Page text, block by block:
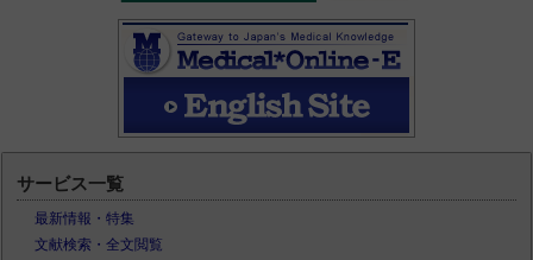
サービス一覧
最新情報・特集
文献検索・全文閲覧